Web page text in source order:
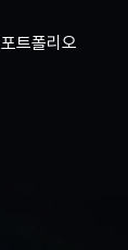
포트폴리오